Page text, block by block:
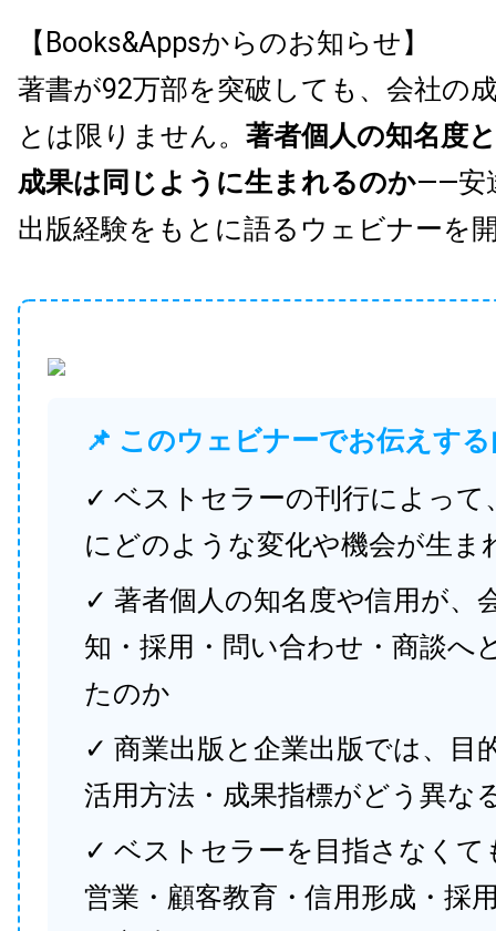
【Books&Appsからのお知らせ】
著書が92万部を突破しても、会社の
とは限りません。 著者個人の知名度
成果は同じように生まれるのか——安
出版経験をもとに語るウェビナーを
📌 このウェビナーでお伝えす
✓ ベストセラーの刊行によって
にどのような変化や機会が生ま
✓ 著者個人の知名度や信用が、
知・採用・問い合わせ・商談へ
たのか
✓ 商業出版と企業出版では、目
活用方法・成果指標がどう異な
✓ ベストセラーを目指さなくて
営業・顧客教育・信用形成・採